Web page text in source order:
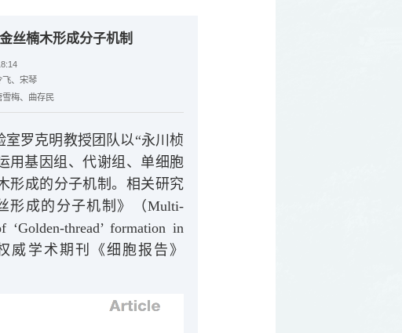
丝楠木形成分子机制
飞、宋琴
雪梅、曲存民
罗克明教授团队以“永川桢
用基因组、代谢组、单细胞
形成的分子机制。相关研究
形成的分子机制》（Multi-
‘Golden-thread’ formation in
威学术期刊《细胞报告》